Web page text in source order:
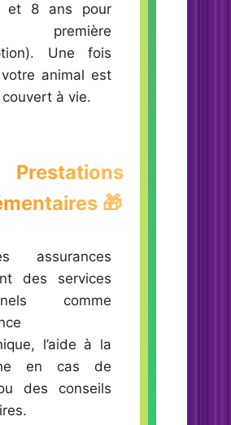
et 8 ans pour
Une fois
animal est
à vie.
🎁
assurances
des services
comme
l’aide à la
en cas de
des conseils